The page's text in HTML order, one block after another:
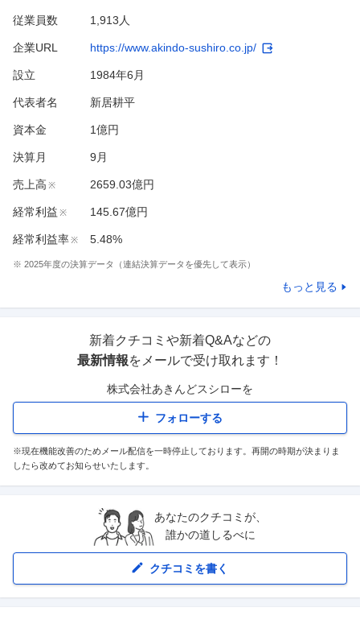
従業員数 1,913人
企業URL https://www.akindo-sushiro.co.jp/
設立 1984年6月
代表者名 新居耕平
資本金 1億円
決算月 9 月
売上高 ※ 2659.03億円
経常利益 ※ 145.67億円
経常利益率※ 5.48%
※ 2025年度の決算データ（連結決算データを優先して表示）
もっと見る
新着クチコミや新着Q&Aなどの
最新情報をメールで受け取れます！
株式会社あきんどスシローを
フォローする
※現在機能改善のためメール配信を一時停止しております。再開の時期が決まりま
したら改めてお知らせいたします。
あなたのクチコミが、
誰かの道しるべに
クチコミを書く